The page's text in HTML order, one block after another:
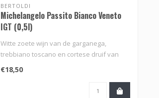
BERTOLDI
Michelangelo Passito Bianco Veneto
IGT (0,5l)
Witte zoete wijn van de garganega,
trebbiano toscano en cortese druif van
€18,50